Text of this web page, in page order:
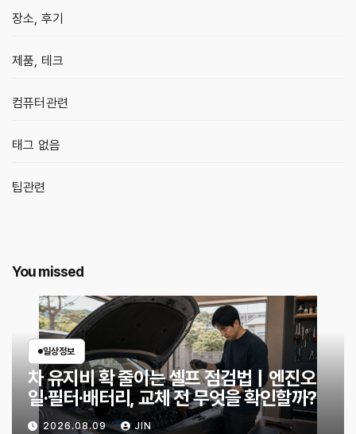
장소, 후기
제품, 테크
컴퓨터관련
태그 없음
팁관련
You missed
일상정보
차 유지비 확 줄이는 셀프 점검법｜엔진오
일·필터·배터리, 교체 전 무엇을 확인할까?
2026.08.09 JIN